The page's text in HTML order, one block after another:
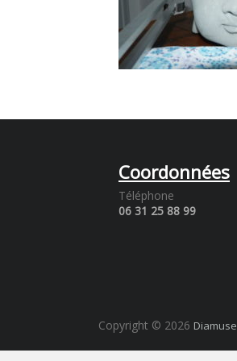
Coordonnées
Téléphone
06 31 25 88 99
Copyright © 2026 Diamuse